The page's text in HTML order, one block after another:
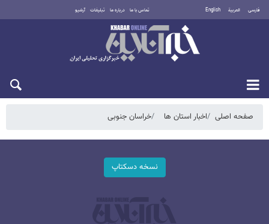
فارسی العربية English تماس با ما درباره ما تبلیغات آرشیو
شنبه ۱۷ مرداد ۱۴۰۵
صفحه اصلی اخبار استان ها خراسان جنوبی
نسخه دسکتاپ